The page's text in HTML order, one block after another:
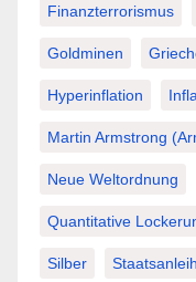
Finanzterrorismus
Goldminen
Hyperinflation
Martin Armstrong
Neue Weltordnung
Quantitative
Silber